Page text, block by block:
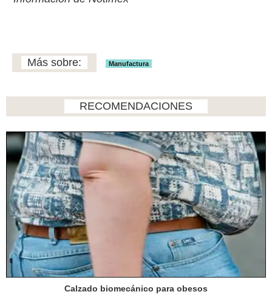
Manufactura
RECOMENDACIONES
Calzado biomecánico para obesos